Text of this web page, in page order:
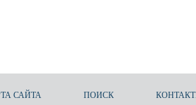
САЙТА ПОИСК